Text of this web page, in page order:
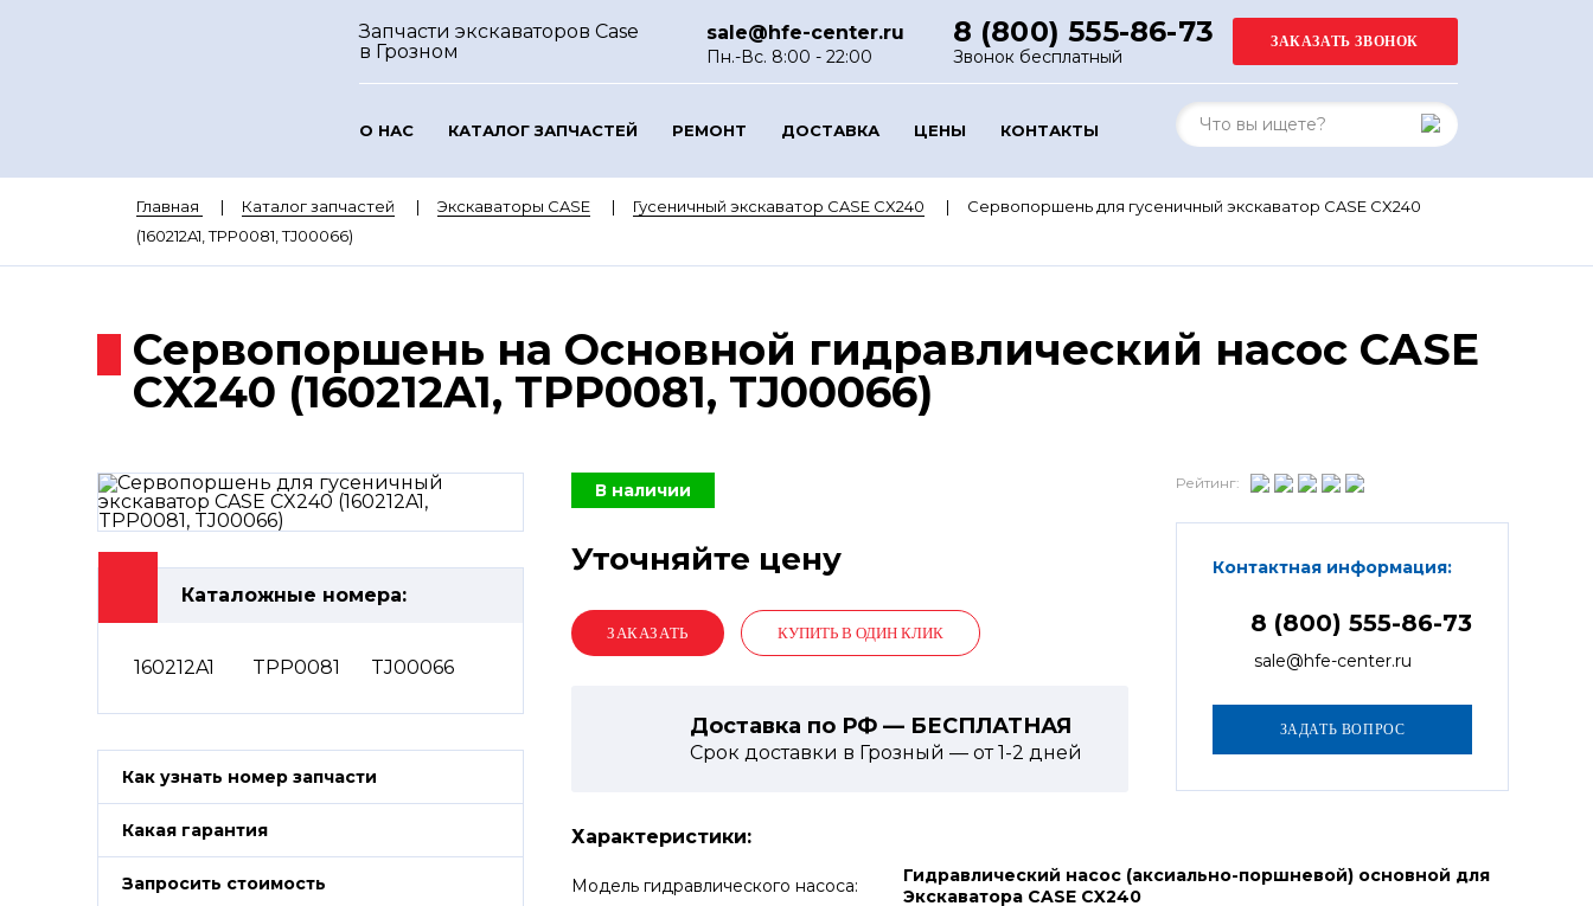
Запчасти экскаваторов Case
в Грозном
sale@hfe-center.ru
Пн.-Вс. 8:00 - 22:00
8 (800) 555-86-73
Звонок бесплатный
О НАС КАТАЛОГ ЗАПЧАСТЕЙ РЕМОНТ ДОСТАВКА ЦЕНЫ КОНТАКТЫ
Главная Каталог запчастей Экскаваторы CASE Гусеничный экскаватор CASE CX240
Сервопоршень для гусеничный экскаватор CASE CX240
(160212A1, TPP0081, TJ00066)
Сервопоршень на Основной гидравлический насос CASE
CX240 (160212A1, TPP0081, TJ00066)
Каталожные номера:
160212A1 TPP0081 TJ00066
Как узнать номер запчасти
Какая гарантия
Запросить стоимость
В наличии
Уточняйте цену
КУПИТЬ В ОДИН КЛИК
Доставка по РФ — БЕСПЛАТНАЯ
Срок доставки в Грозный — от1-2 дней
Рейтинг:
Контактная информация:
8 (800) 555-86-73
sale@hfe-center.ru
Характеристики:
Модель гидравлического насоса:
Гидравлический насос (аксиально-поршневой) основной для
Экскаватора CASE CX240